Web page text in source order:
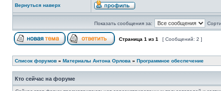
Вернуться наверх
Показать сообщения за:
Страница 1 из 1 [ Сообщений: 2 ]
Список форумов » Материалы Антона Орлова » Программное обеспечение
Кто сейчас на форуме